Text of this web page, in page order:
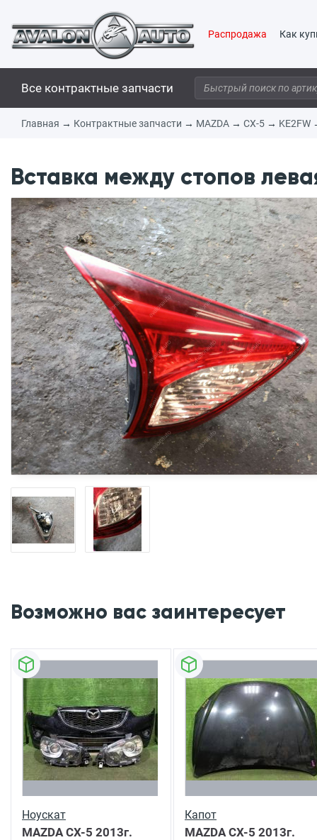
Распродажа Как
Все контрактные запчасти
Главная → Контрактные запчасти → MAZDA → CX-5 → KE2FW
Вставка между стопов
Возможно вас заинтересует
Ноускат
MAZDA CX-5 2013г.
Капот
MAZDA CX-5 2013г.